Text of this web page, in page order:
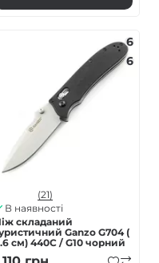
6
6
(21)
В наявності
складаний
Ganzo G704 (
см) 440С / G10 чорний